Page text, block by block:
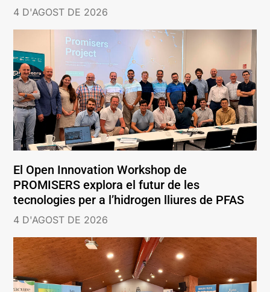
4 D'AGOST DE 2026
El Open Innovation Workshop de
PROMISERS explora el futur de les
tecnologies per a l’hidrogen lliures de PFAS
4 D'AGOST DE 2026